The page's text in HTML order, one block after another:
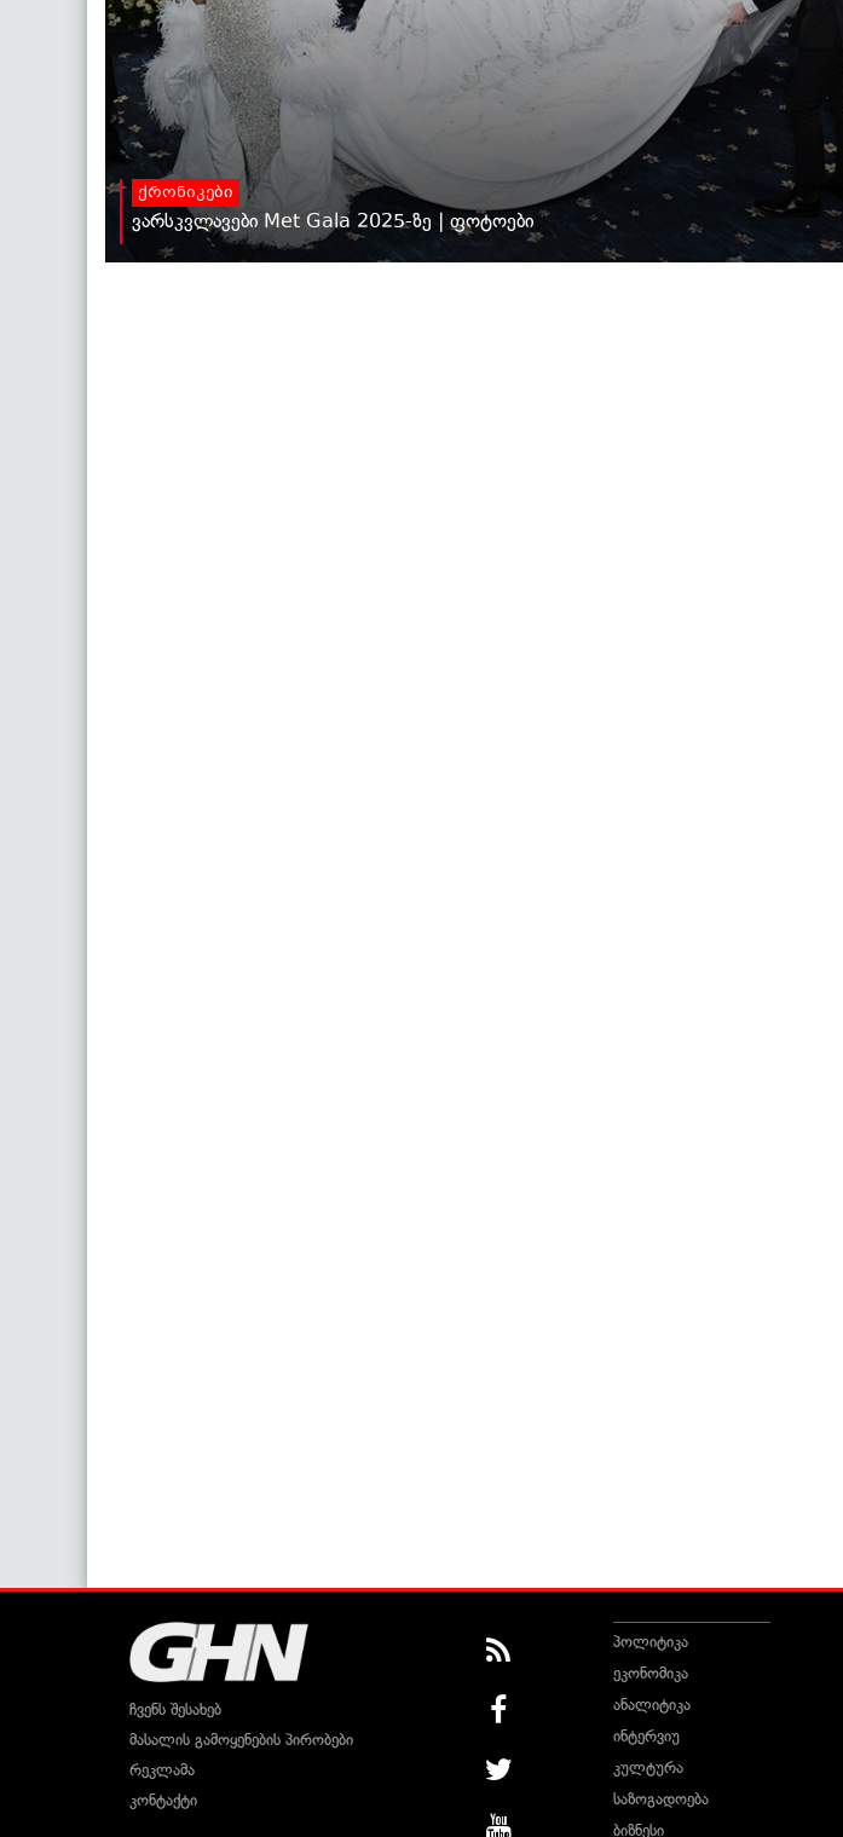
ქრონიკები
ვარსკვლავები Met Gala 2025-ზე | ფოტოები
ჩვენს შესახებ
მასალის გამოყენების პირობები
რეკლამა
კონტაქტი
პოლიტიკა
ეკონომიკა
ანალიტიკა
ინტერვიუ
კულტურა
საზოგადოება
ბიზნესი